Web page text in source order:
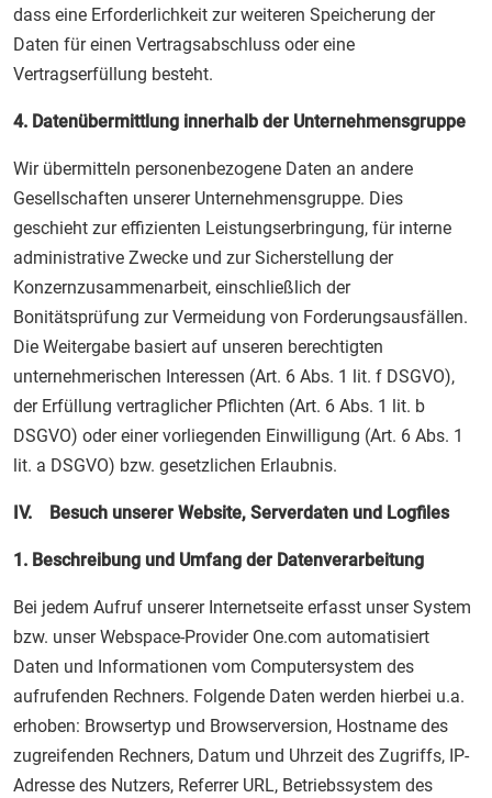
dass eine Erforderlichkeit zur weiteren Speicherung der
Daten für einen Vertragsabschluss oder eine
Vertragserfüllung besteht.
4. Datenübermittlung innerhalb der Unternehmensgruppe
Wir übermitteln personenbezogene Daten an andere
Gesellschaften unserer Unternehmensgruppe. Dies
geschieht zur effizienten Leistungserbringung, für interne
administrative Zwecke und zur Sicherstellung der
Konzernzusammenarbeit, einschließlich der
Bonitätsprüfung zur Vermeidung von Forderungsausfällen.
Die Weitergabe basiert auf unseren berechtigten
unternehmerischen Interessen (Art. 6 Abs. 1 lit. f DSGVO),
der Erfüllung vertraglicher Pflichten (Art. 6 Abs. 1 lit. b
DSGVO) oder einer vorliegenden Einwilligung (Art. 6 Abs. 1
lit. a DSGVO) bzw. gesetzlichen Erlaubnis.
IV. Besuch unserer Website, Serverdaten und Logfiles
1. Beschreibung und Umfang der Datenverarbeitung
Bei jedem Aufruf unserer Internetseite erfasst unser System
bzw. unser Webspace-Provider One.com automatisiert
Daten und Informationen vom Computersystem des
aufrufenden Rechners. Folgende Daten werden hierbei u.a.
erhoben: Browsertyp und Browserversion, Hostname des
zugreifenden Rechners, Datum und Uhrzeit des Zugriffs, IP-
Adresse des Nutzers, Referrer URL, Betriebssystem des